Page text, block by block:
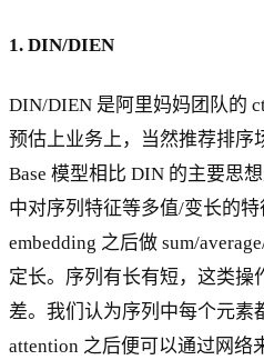
1. DIN/DIEN
DIN/DIEN 是阿里妈妈团队的
预估上业务上，当然推荐排序
Base 模型相比 DIN 的主要思
中对序列特征等多值/变长的
embedding 之后做 sum/
定长。序列有长有短，这类操
差。我们认为序列中每个元素
attention 之后便可以通过网络